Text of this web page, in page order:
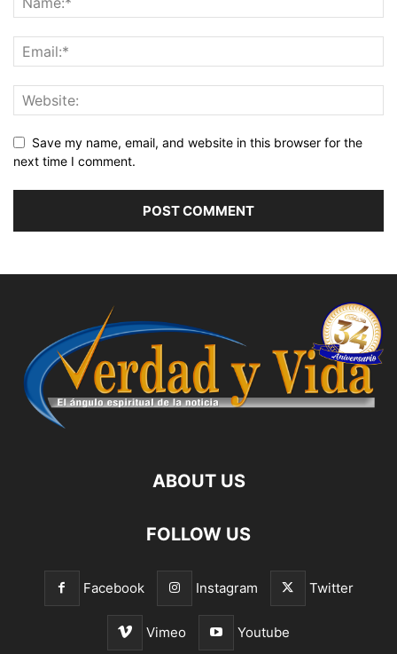
Save my name, email, and website in this browser for the
next time I comment.
ABOUT US
FOLLOW US
Facebook Instagram Twitter
Vimeo Youtube